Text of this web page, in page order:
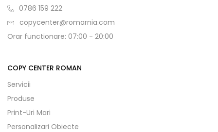
0786 159 222
copycenter@romarnia.com
Orar functionare: 07:00 - 20:00
COPY CENTER ROMAN
Servicii
Produse
Print-Uri Mari
Personalizari Obiecte